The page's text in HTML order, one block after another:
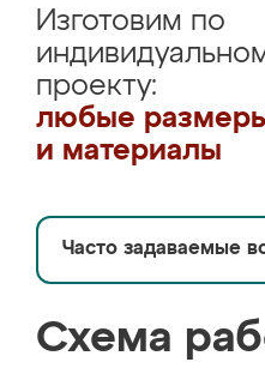
Изготовим по
проекту:
любые
и материалы
Часто задаваемые
Схема